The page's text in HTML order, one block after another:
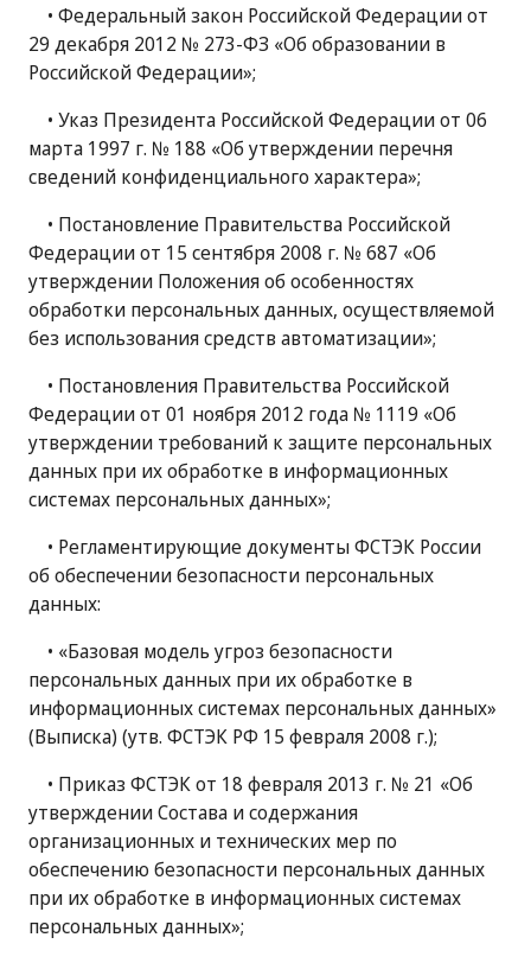
• Федеральный закон Российской Федерации от
29 декабря 2012 № 273-ФЗ «Об образовании в
Российской Федерации»;
• Указ Президента Российской Федерации от 06
марта 1997 г. № 188 «Об утверждении перечня
сведений конфиденциального характера»;
• Постановление Правительства Российской
Федерации от 15 сентября 2008 г. № 687 «Об
утверждении Положения об особенностях
обработки персональных данных, осуществляемой
без использования средств автоматизации»;
• Постановления Правительства Российской
Федерации от 01 ноября 2012 года № 1119 «Об
утверждении требований к защите персональных
данных при их обработке в информационных
системах персональных данных»;
• Регламентирующие документы ФСТЭК России
об обеспечении безопасности персональных
данных:
• «Базовая модель угроз безопасности
персональных данных при их обработке в
информационных системах персональных данных»
(Выписка) (утв. ФСТЭК РФ 15 февраля 2008 г.);
• Приказ ФСТЭК от 18 февраля 2013 г. № 21 «Об
утверждении Состава и содержания
организационных и технических мер по
обеспечению безопасности персональных данных
при их обработке в информационных системах
персональных данных»;